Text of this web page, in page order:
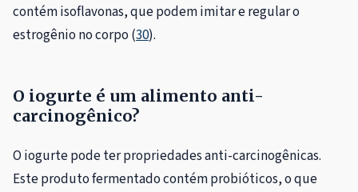
contém isoflavonas, que podem imitar e regular o
estrogênio no corpo (30).
O iogurte é um alimento anti-
carcinogênico?
O iogurte pode ter propriedades anti-carcinogênicas.
Este produto fermentado contém probióticos, o que